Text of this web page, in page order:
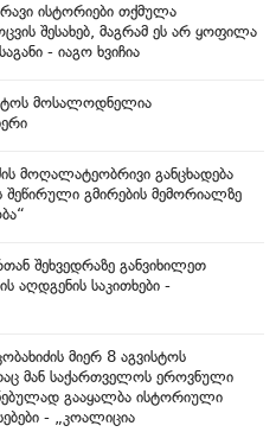
ისტორიები თქმულა
შესახებ, მაგრამ ეს არ ყოფილა
- იაგო ხვიჩია
მოსალოდნელია
მოღალატეობრივი განცხადება
გმირების მემორიალზე
შეხვედრაზე განვიხილეთ
აღდგენის საკითხები -
მიერ 8 აგვისტოს
მან საქართველოს ეროვნული
გააყალბა ისტორიული
- „კოალიცია